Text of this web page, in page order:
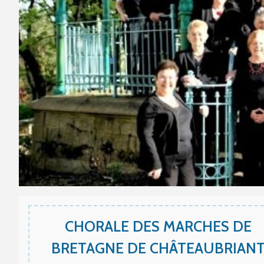
CHORALE DES MARCHES DE
BRETAGNE DE